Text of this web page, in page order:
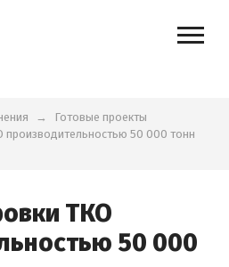
Готовые проекты
производительностью 50 000 тонн
ТКО
50 000